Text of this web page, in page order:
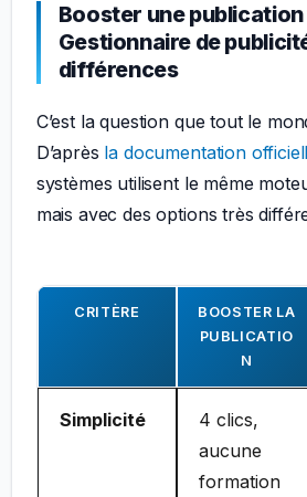
Booster une
Gestionnaire de
différences
C’est la question que tout le
D’après la documentation
systèmes utilisent le même
mais avec des options très
CRITÈRE
BOOSTER LA
PUBLICATIO
N
Simplicité
4 clics,
aucune
formation